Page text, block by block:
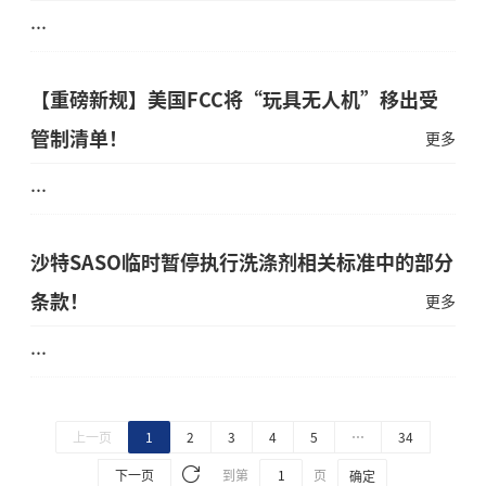
...
【重磅新规】美国FCC将“玩具无人机”移出受
管制清单！
更多
...
沙特SASO临时暂停执行洗涤剂相关标准中的部分
条款！
更多
...
上一页 1 2 3 4 5 … 34
下一页 到第 页 确定